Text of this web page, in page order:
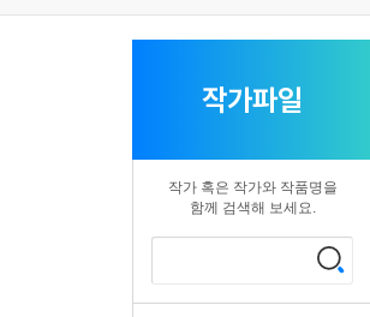
작가파일
작가 혹은 작가와 작품명을
함께 검색해 보세요.